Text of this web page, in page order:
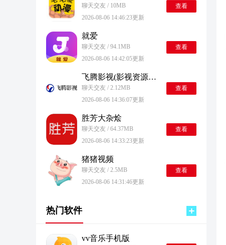
聊天交友 / 10MB
2026-08-06 14:46:23更新
查看
就爱
聊天交友 / 94.1MB
2026-08-06 14:42:05更新
查看
飞腾影视(影视资源平台) 手机版
聊天交友 / 2.12MB
2026-08-06 14:36:07更新
查看
胜芳大杂烩
聊天交友 / 64.37MB
2026-08-06 14:33:23更新
查看
猪猪视频
聊天交友 / 2.5MB
2026-08-06 14:31:46更新
查看
热门软件
vv音乐手机版